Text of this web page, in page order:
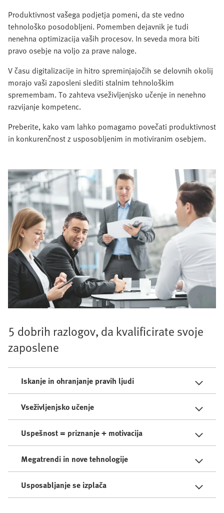
Produktivnost vašega podjetja pomeni, da ste vedno
tehnološko posodobljeni. Pomemben dejavnik je tudi
nenehna optimizacija vaših procesov. In seveda mora biti
pravo osebje na voljo za prave naloge.
V času digitalizacije in hitro spreminjajočih se delovnih okolij
morajo vaši zaposleni slediti stalnim tehnološkim
spremembam. To zahteva vseživljenjsko učenje in nenehno
razvijanje kompetenc.
Preberite, kako vam lahko pomagamo povečati produktivnost
in konkurenčnost z usposobljenim in motiviranim osebjem.
5 dobrih razlogov, da kvalificirate svoje
zaposlene
Iskanje in ohranjanje pravih ljudi
Vseživljenjsko učenje
Uspešnost = priznanje + motivacija
Megatrendi in nove tehnologije
Usposabljanje se izplača